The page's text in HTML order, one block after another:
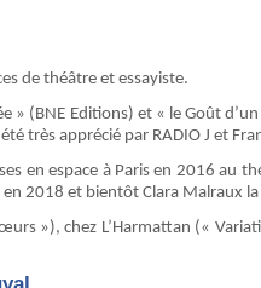
de théâtre et essayiste.
» (BNE Editions) et « le Goût
très apprécié par RADIO J et
en espace à Paris en 2016 au
en 2018 et bientôt Clara Malraux
»), chez L’Harmattan («